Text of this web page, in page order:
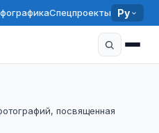
Спецпроекты Ру
посвященная